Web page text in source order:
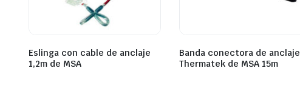
Eslinga con cable de anclaje
1,2m de MSA
Banda conectora de anclaje
Thermatek de MSA 15m